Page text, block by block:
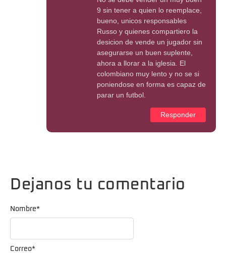
9 sin tener a quien lo reemplace,
bueno, unicos responsables
Russo y quienes compartiero la
desicion de vende un jugador sin
asegurarse un buen suplente,
ahora a llorar a la iglesia. El
colombiano muy lento y no se si
poniendose en forma es capaz de
parar un futbol.
Responder
Dejanos tu comentario
Nombre*
Correo*